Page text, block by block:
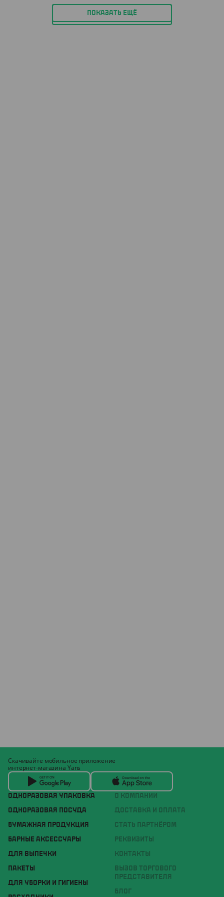
ПОКАЗАТЬ ЕЩЁ
ОДНОРАЗОВАЯ УПАКОВКА
ОДНОРАЗОВАЯ ПОСУДА
БУМАЖНАЯ ПРОДУКЦИЯ
БАРНЫЕ АКСЕССУАРЫ
ДЛЯ ВЫПЕЧКИ
ПАКЕТЫ
ДЛЯ УБОРКИ И ГИГИЕНЫ
О КОМПАНИИ
ДОСТАВКА И ОПЛАТА
СТАТЬ ПАРТНЁРОМ
РЕКВИЗИТЫ
КОНТАКТЫ
ВЫЗОВ ТОРГОВОГО
ПРЕДСТАВИТЕЛЯ
БЛОГ
Скачивайте мобильное приложение
интернет-магазина Yans